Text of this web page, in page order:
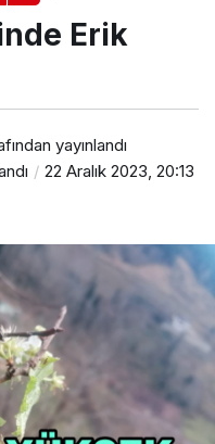
Bolluğu
Erik
yayınlandı
22 Aralık 2023, 20:13